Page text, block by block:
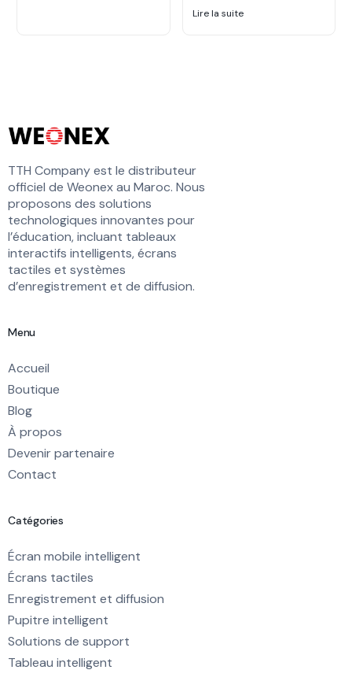
Lire la suite
TTH Company est le distributeur
officiel de Weonex au Maroc. Nous
proposons des solutions
technologiques innovantes pour
l’éducation, incluant tableaux
interactifs intelligents, écrans
tactiles et systèmes
d’enregistrement et de diffusion.
Menu
Accueil
Boutique
Blog
À propos
Devenir partenaire
Contact
Catégories
Écran mobile intelligent
Écrans tactiles
Enregistrement et diffusion
Pupitre intelligent
Solutions de support
Tableau intelligent